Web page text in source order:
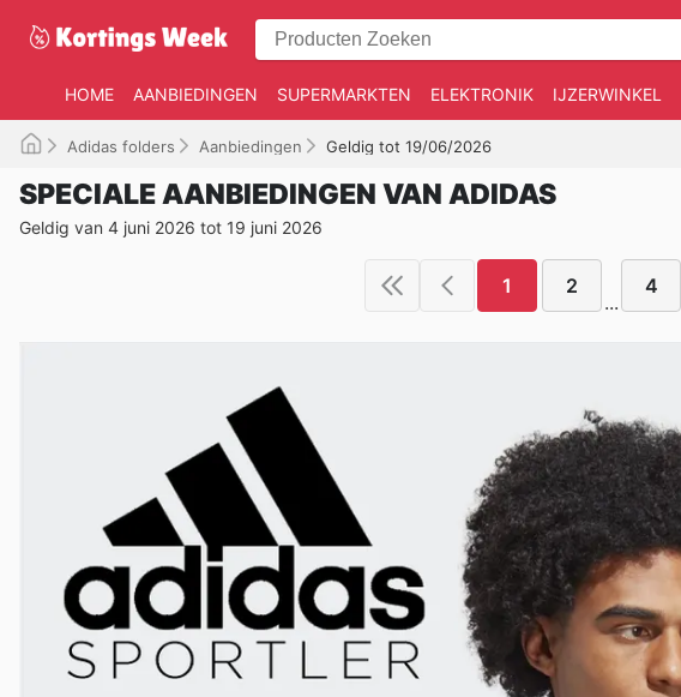
HOME AANBIEDINGEN SUPERMARKTEN ELEKTRONIK IJZERWINKEL
Adidas folders Aanbiedingen Geldig tot 19/06/2026
SPECIALE AANBIEDINGEN VAN ADIDAS
Geldig van 4 juni 2026 tot 19 juni 2026
1 2
...
4